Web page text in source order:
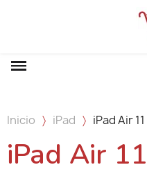
Inicio iPad iPad Air 11
iPad Air 11